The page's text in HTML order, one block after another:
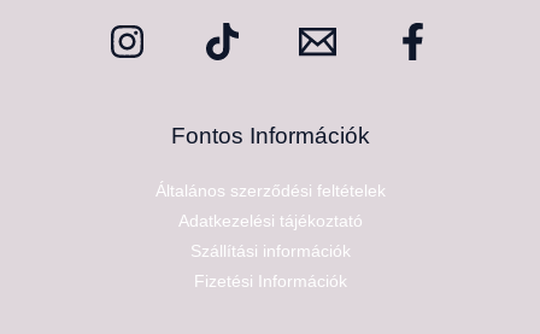
Fontos Információk
Általános szerződési feltételek
Adatkezelési tájékoztató
Szállítási információk
Fizetési Információk